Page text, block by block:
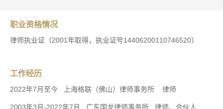
职业资格情况
律师执业证（2001年取得，执业证号14406200110746520）
工作经历
2022年7月至今 上海格联（佛山）律师事务所 律师
2003年3月-2022年7月 广东国龙律师事务所 律师、合伙人